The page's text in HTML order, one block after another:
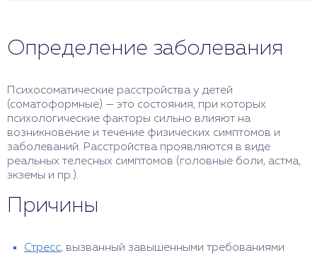
Определение заболевания
Психосоматические расстройства у детей
(соматоформные) — это состояния, при которых
психологические факторы сильно влияют на
возникновение и течение физических симптомов и
заболеваний. Расстройства проявляются в виде
реальных телесных симптомов (головные боли, астма,
экземы и пр.).
Причины
Стресс, вызванный завышенными требованиями